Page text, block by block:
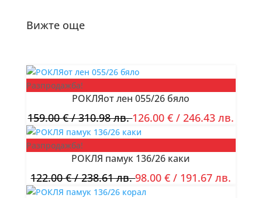
Вижте още
Разпродажба!
РОКЛЯот лен 055/26 бяло
159.00€/ 310.98 лв.126.00€ / 246.43 лв.
Разпродажба!
РОКЛЯ памук 136/26 каки
122.00€/ 238.61 лв.98.00€ / 191.67 лв.